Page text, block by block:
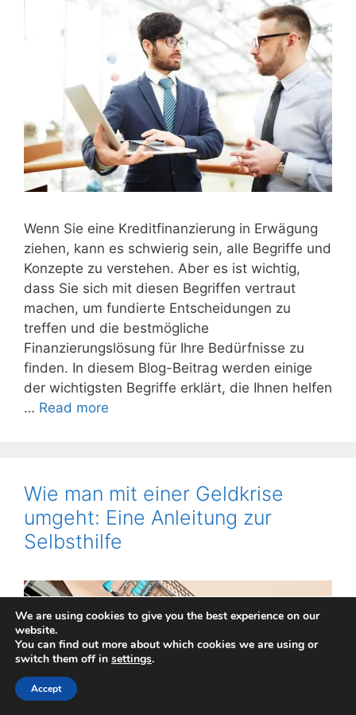
Wenn Sie eine Kreditfinanzierung in Erwägung
ziehen, kann es schwierig sein, alle Begriffe und
Konzepte zu verstehen. Aber es ist wichtig,
dass Sie sich mit diesen Begriffen vertraut
machen, um fundierte Entscheidungen zu
treffen und die bestmögliche
Finanzierungslösung für Ihre Bedürfnisse zu
finden. In diesem Blog-Beitrag werden einige
der wichtigsten Begriffe erklärt, die Ihnen helfen
… Read more
Wie man mit einer Geldkrise
umgeht: Eine Anleitung zur
Selbsthilfe
We are using cookies to give you the best experience on our
website.
You can find out more about which cookies we are using or
switch them off in settings.
Accept